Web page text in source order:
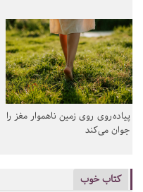
پیاده‌روی روی زمین ناهموار مغز را
جوان می‌کند
کتاب خوب